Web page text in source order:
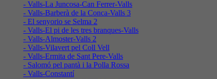
- Valls-La Juncosa-Can Ferrer-Valls
- Valls-Barberà de la Conca-Valls 3
- El senyorio se Selma 2
- Valls-El pi de les tres branques-Valls
- Valls-Almoster-Valls 2
- Valls-Vilavert pel Coll Vell
- Valls-Ermita de Sant Pere-Valls
- Salomó pel pantà i la Polla Rossa
- Valls-Constantí